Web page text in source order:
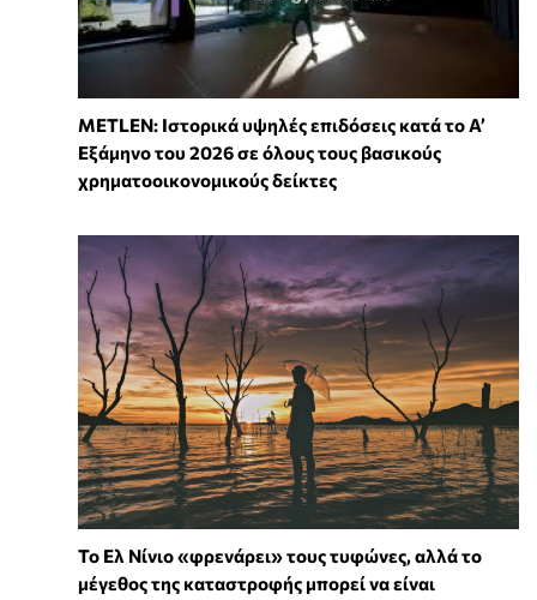
METLEN: Ιστορικά υψηλές επιδόσεις κατά το Α’
Εξάμηνο του 2026 σε όλους τους βασικούς
χρηματοοικονομικούς δείκτες
Το Ελ Νίνιο «φρενάρει» τους τυφώνες, αλλά το
μέγεθος της καταστροφής μπορεί να είναι